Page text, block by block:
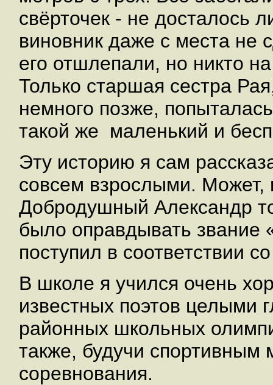
свёрточек - не досталось
виновник даже с места не
его отшлепали, но никто
Только старшая сестра
немного позже,
такой же маленький и
Эту историю я сам
совсем взрослыми. Может,
Добродушный Александр
было оправдывать звание
поступил в соответствии
В школе я учился очень
известных поэтов целыми
районных школьных
также, будучи
соревнования.